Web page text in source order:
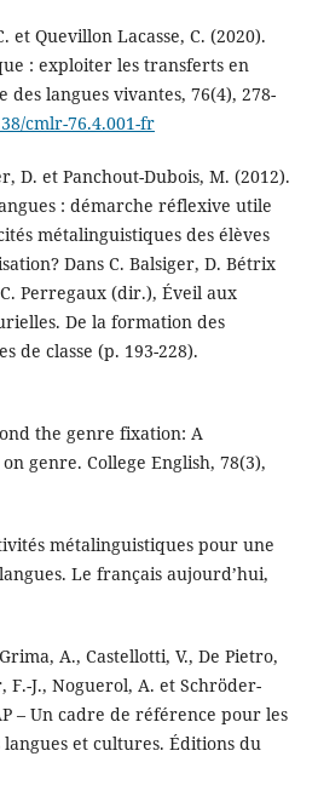
et Quevillon Lacasse, C. (2020).
: exploiter les transferts en
des langues vivantes, 76(4), 278-
cmlr-76.4.001-fr
D. et Panchout-Dubois, M. (2012).
: démarche réflexive utile
métalinguistiques des élèves
Dans C. Balsiger, D. Bétrix
Perregaux (dir.), Éveil aux
De la formation des
de classe (p. 193-228).
the genre fixation: A
genre. College English, 78(3),
métalinguistiques pour une
Le français aujourd’hui,
A., Castellotti, V., De Pietro,
F.-J., Noguerol, A. et Schröder-
– Un cadre de référence pour les
et cultures. Éditions du